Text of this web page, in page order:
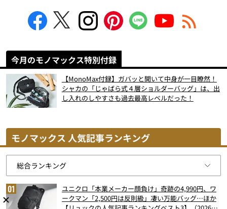
今月のモノマックス特別付録
【MonoMax付録】ガバッと開いて中身が一目瞭然！
シャカの「じゃばら式４層ショルダーバッグ」は、出
し入れのしやすさも過去最高レベルだった！
モノマックス 人気記事ランキング
ユニクロ「本業メーカー顔負け」奇跡の4,990円、ワ
ークマン「2,500円は反則級」凄い万能バッグ…ほか